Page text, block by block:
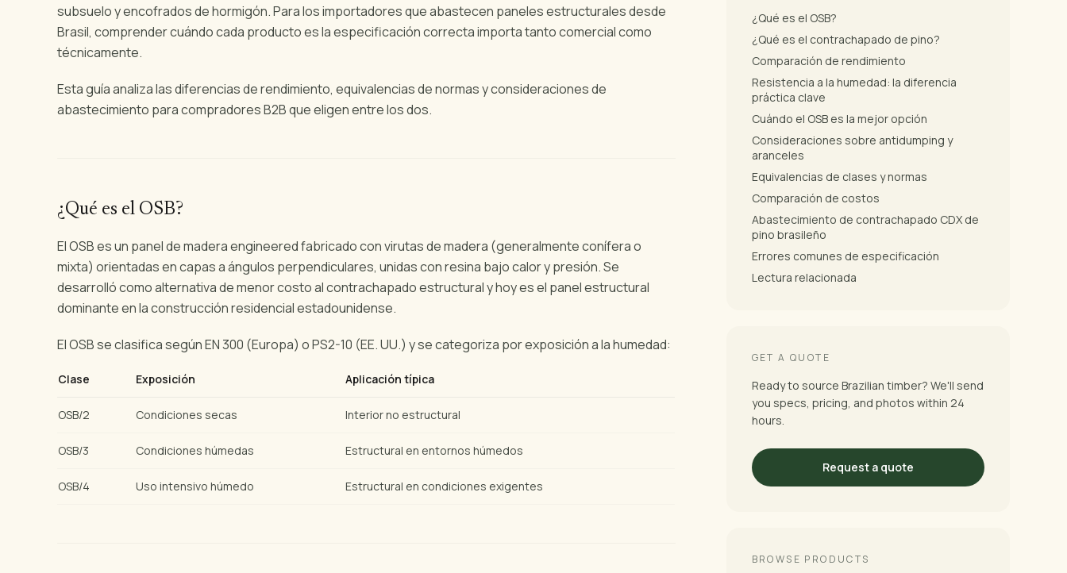
subsuelo y encofrados de hormigón. Para los importadores que abastecen paneles estructurales desde
Brasil, comprender cuándo cada producto es la especificación correcta importa tanto comercial como
técnicamente.
Esta guía analiza las diferencias de rendimiento, equivalencias de normas y consideraciones de
abastecimiento para compradores B2B que eligen entre los dos.
¿Qué es el OSB?
El OSB es un panel de madera engineered fabricado con virutas de madera (generalmente conífera o
mixta) orientadas en capas a ángulos perpendiculares, unidas con resina bajo calor y presión. Se
desarrolló como alternativa de menor costo al contrachapado estructural y hoy es el panel estructural
dominante en la construcción residencial estadounidense.
El OSB se clasifica según EN 300 (Europa) o PS2-10 (EE. UU.) y se categoriza por exposición a la humedad:
Clase Exposición Aplicación típica
OSB/2 Condiciones secas Interior no estructural
OSB/3 Condiciones húmedas Estructural en entornos húmedos
OSB/4 Uso intensivo húmedo Estructural en condiciones exigentes
¿Qué es el OSB?
¿Qué es el contrachapado de pino?
Comparación de rendimiento
Resistencia a la humedad: la diferencia
práctica clave
Cuándo el OSB es la mejor opción
Consideraciones sobre antidumping y
aranceles
Equivalencias de clases y normas
Comparación de costos
Abastecimiento de contrachapado CDX de
pino brasileño
Errores comunes de especificación
Lectura relacionada
GET A QUOTE
Ready to source Brazilian timber? We'll send
you specs, pricing, and photos within 24
hours.
Request a quote
BROWSE PRODUCTS